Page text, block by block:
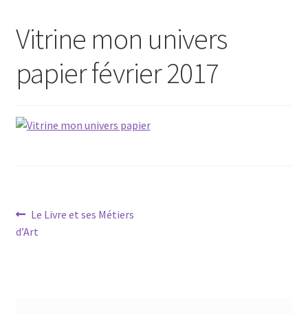
Vitrine mon univers
papier février 2017
Navigation
de
Article
précédent :
Le Livre et ses Métiers
d’Art